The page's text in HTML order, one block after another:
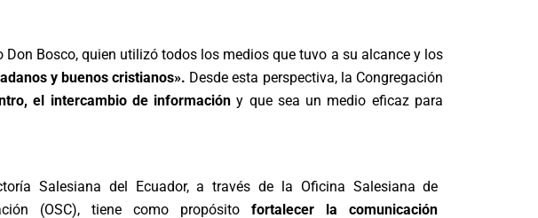
Bosco, quien utilizó todos los medios que tuvo a su alcance y los
y buenos cristianos». Desde esta perspectiva, la Congregación
el intercambio de información y que sea un medio eficaz para
Salesiana del Ecuador, a través de la Oficina Salesiana de
(OSC), tiene como propósitofortalecer la comunicación